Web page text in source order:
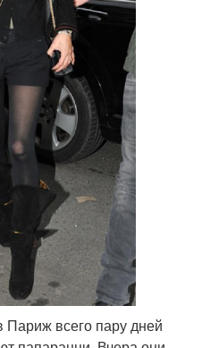
Париж всего пару дней